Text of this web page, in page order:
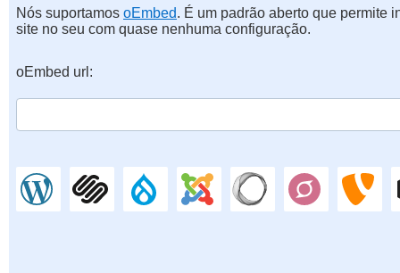
Nós suportamos oEmbed. É um padrão aberto que permite
site no seu com quase nenhuma configuração.
oEmbed url: